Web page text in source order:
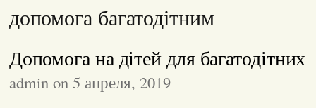
допомога багатодітним
Допомога на дітей для багатодітних
admin on 5 апреля, 2019